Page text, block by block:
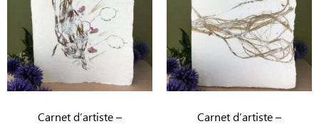
Carnet d’artiste –
Carnet d’artiste –